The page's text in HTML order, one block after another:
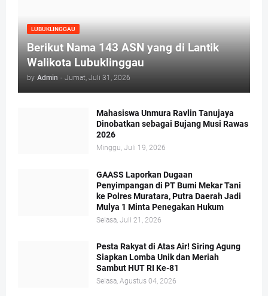
LUBUKLINGGAU
Berikut Nama 143 ASN yang di Lantik
Walikota Lubuklinggau
by Admin - Jumat, Juli 31, 2026
Mahasiswa Unmura Ravlin Tanujaya
Dinobatkan sebagai Bujang Musi Rawas
2026
Minggu, Juli 19, 2026
GAASS Laporkan Dugaan
Penyimpangan di PT Bumi Mekar Tani
ke Polres Muratara, Putra Daerah Jadi
Mulya 1 Minta Penegakan Hukum
Selasa, Juli 21, 2026
Pesta Rakyat di Atas Air! Siring Agung
Siapkan Lomba Unik dan Meriah
Sambut HUT RI Ke-81
Selasa, Agustus 04, 2026